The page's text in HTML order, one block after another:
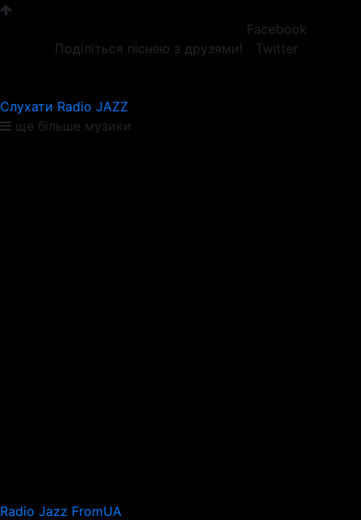
Поділіться піснею з друзями!
Facebook
Twitter
Слухати Radio JAZZ
ще більше музики
Radio Jazz FromUA